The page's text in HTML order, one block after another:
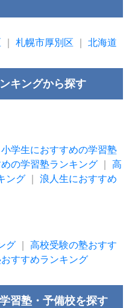
札幌市厚別区 北海道
キングから探す
小学生におすすめの学習塾
の学習塾ランキング
高
ング
浪人生におすすめ
グ
高校受験の塾おすす
すすめランキング
習塾・予備校を探す